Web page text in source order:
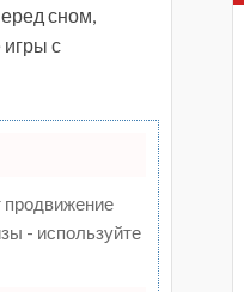
сном,
игры с
продвижение
- используйте